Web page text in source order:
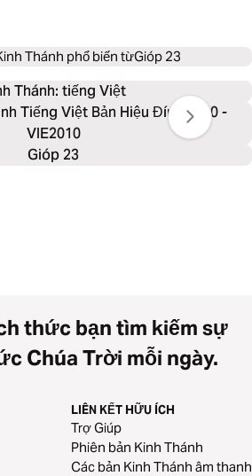
Thánh phổ biến từGióp 23
Thánh: tiếng Việt
Tiếng Việt Bản Hiệu Đính 2010 -
VIE2010
Gióp 23
thức bạn tìm kiếm sự
Chúa Trời mỗi ngày.
LIÊN KẾT HỮU ÍCH
Trợ Giúp
Phiên bản Kinh Thánh
Các bản Kinh Thánh âm thanh